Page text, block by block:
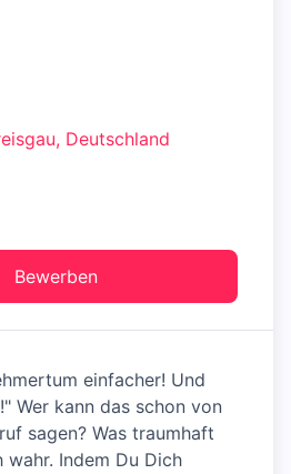
Deutschland
Bewerben
einfacher! Und
Wer kann das schon von
sagen? Was traumhaft
Indem Du Dich